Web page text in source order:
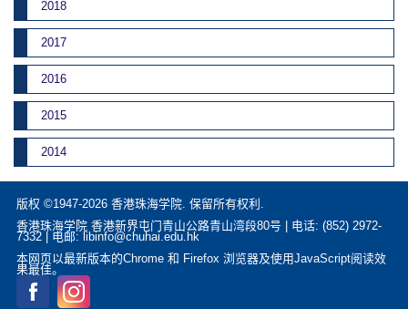
2018
2017
2016
2015
2014
版权 ©1947-2026 香港珠海学院. 保留所有权利.
香港珠海学院 香港新界屯门青山公路青山湾段80号 | 电话: (852) 2972-
7332 | 电邮: libinfo@chuhai.edu.hk
本网页以最新版本的Chrome 和 Firefox 浏览器及使用JavaScript阅读效
果最佳。